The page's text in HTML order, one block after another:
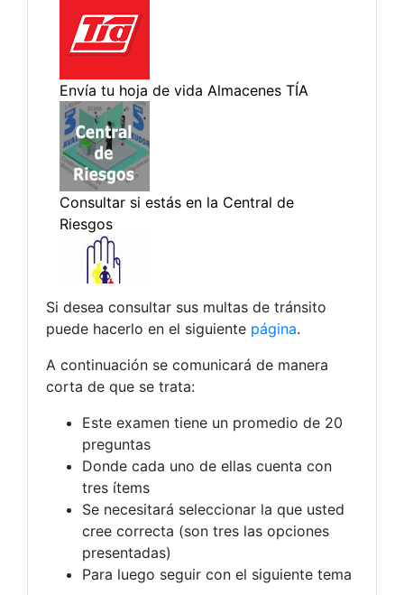
Si desea consultar sus multas de tránsito
puede hacerlo en el siguiente página.
A continuación se comunicará de manera
corta de que se trata:
Este examen tiene un promedio de 20
preguntas
Donde cada uno de ellas cuenta con
tres ítems
Se necesitará seleccionar la que usted
cree correcta (son tres las opciones
presentadas)
Para luego seguir con el siguiente tema